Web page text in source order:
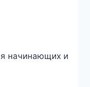
начинающих и